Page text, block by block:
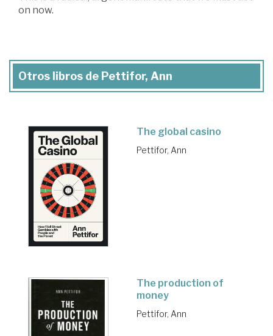
on now.
Otros libros de Pettifor, Ann
The global casino
Pettifor, Ann
The production of
money
Pettifor, Ann